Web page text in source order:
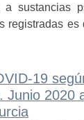
a sustancias
registradas
19
Junio 2020